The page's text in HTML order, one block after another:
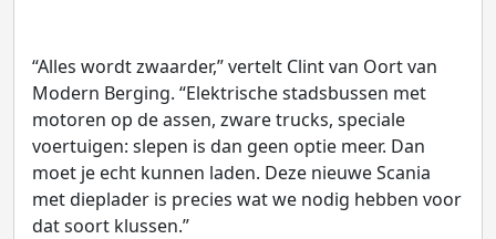
“Alles wordt zwaarder,” vertelt Clint van Oort van
Modern Berging. “Elektrische stadsbussen met
motoren op de assen, zware trucks, speciale
voertuigen: slepen is dan geen optie meer. Dan
moet je echt kunnen laden. Deze nieuwe Scania
met dieplader is precies wat we nodig hebben voor
dat soort klussen.”